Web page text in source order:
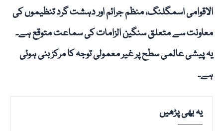
الاقوامی اسمگلنگ، منظم جرائم اور دہشت گرد تنظیموں کی
معاونت سے متعلق سنگین الزامات کی سماعت متوقع ہے۔
یہ پیشی عالمی سطح پر غیر معمولی توجہ کا مرکز بنی ہوئی
ہے۔
یہ بھی پڑھیں